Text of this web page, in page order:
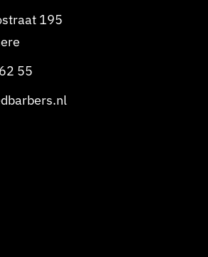
195
55